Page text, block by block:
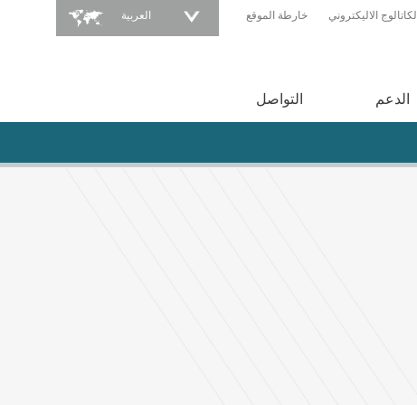
العربية الكاتالوج الاليكتروني خارطة الموقع
الدعم التواصل